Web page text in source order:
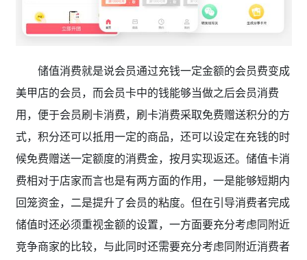
储值消费就是说会员通过充钱一定金额的会员费变成
美甲店的会员，而会员卡中的钱能够当做之后会员消费
用，便于会员刷卡消费，刷卡消费采取免费赠送积分的方
式，积分还可以抵用一定的商品，还可以设定在充钱的时
候免费赠送一定额度的消费金，按月实现返还。储值卡消
费相对于店家而言也是有两方面的作用，一是能够短期内
回笼资金，二是提升了会员的粘度。但在引导消费者完成
储值时还必须重视金额的设置，一方面要充分考虑同附近
竞争商家的比较，与此同时还需要充分考虑同附近消费者